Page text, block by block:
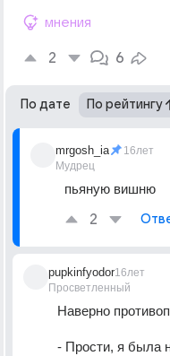
мнения
2 6
По дате По рейтингу
mrgosh_ia
Мудрец
16лет
пьяную вишню
2
pupkinfyodor
Просветленный
16лет
Наверно
- Прости, я была